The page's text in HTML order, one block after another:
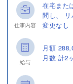
仕事内容
在宅また
問し、 リ
変更なし
給与
月額
月数 計2